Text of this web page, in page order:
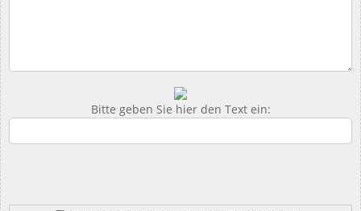
Bitte geben Sie hier den Text ein: